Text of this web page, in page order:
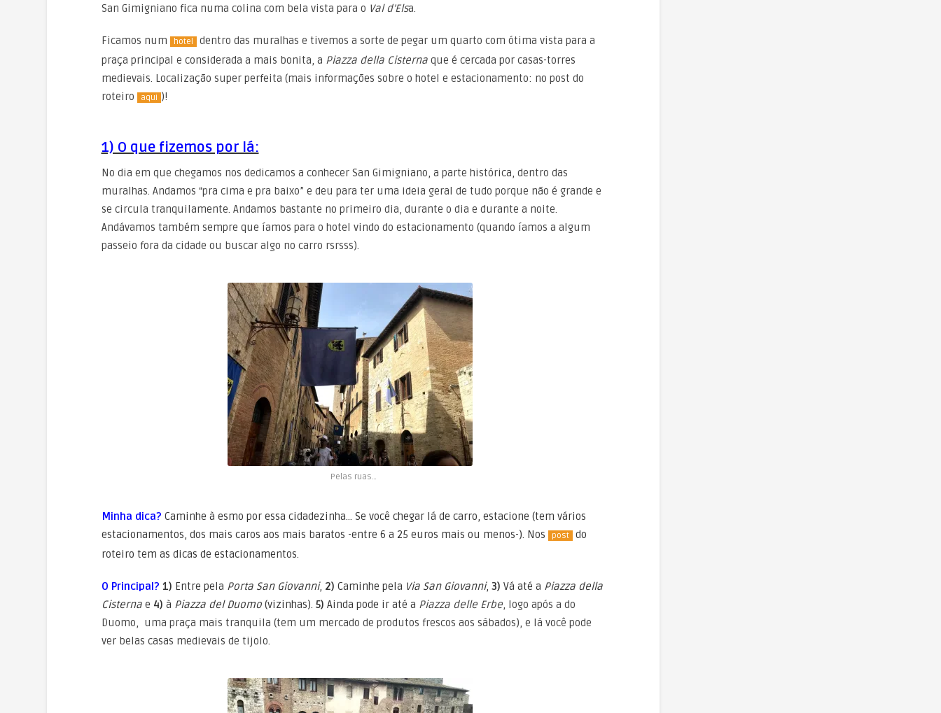
San Gimigniano fica numa colina com bela vista para o Val d’Elsa.
Ficamos num hotel dentro das muralhas e tivemos a sorte de pegar um quarto com ótima vista para a
praça principal e considerada a mais bonita, a Piazza della Cisternaque é cercada por casas-torres
medievais. Localização super perfeita (mais informações sobre o hotel e estacionamento: no post do
roteiro
aqui )!
1) O que fizemos por lá:
No dia em que chegamos nos dedicamos a conhecer San Gimigniano, a parte histórica, dentro das
muralhas. Andamos “pra cima e pra baixo” e deu para ter uma ideia geral de tudo porque não é grande e
se circula tranquilamente. Andamos bastante no primeiro dia, durante o dia e durante a noite.
Andávamos também sempre que íamos para o hotel vindo do estacionamento (quando íamos a algum
passeio fora da cidade ou buscar algo no carro rsrsss).
Pelas ruas…
Minha dica? Caminhe à esmo por essa cidadezinha… Se você chegar lá de carro, estacione (tem vários
estacionamentos, dos mais caros aos mais baratos -entre 6 a 25 euros mais ou menos-). Nos
post do
roteiro tem as dicas de estacionamentos.
O Principal? 1) Entre pela Porta San Giovanni, 2) Caminhe pela Via San Giovanni, 3) Vá até a Piazza della
Cisternae 4) à Piazza del Duomo(vizinhas). 5) Ainda pode ir até a Piazza delle Erbe, logo após a do
Duomo, uma praça mais tranquila (tem um mercado de produtos frescos aos sábados), e lá você pode
ver belas casas medievais de tijolo.